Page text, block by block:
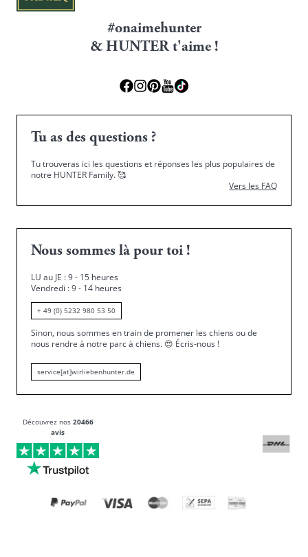
#onaimehunter
& HUNTER t'aime !
Tu as des questions ?
Tu trouveras ici les questions et réponses les plus populaires de
notre HUNTER Family.🥰
Vers les FAQ
Nous sommes là pour toi !
LU au JE : 9 - 15 heures
Vendredi : 9 - 14 heures
+ 49 (0) 5232 980 53 50
Sinon, nous sommes en train de promener les chiens ou de
nous rendre à notre parc à chiens. 😍 Écris-nous !
service[at]wirliebenhunter.de
Découvrez nos 20466
avis